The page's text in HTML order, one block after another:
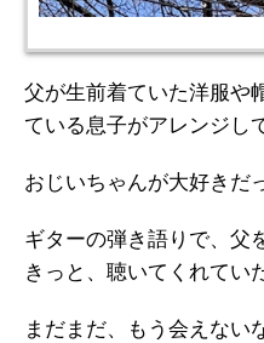
父が生前着ていた洋服
ている息子がアレンジし
おじいちゃんが大好きだ
ギターの弾き語りで、父
きっと、聴いてくれてい
まだまだ、もう会えない